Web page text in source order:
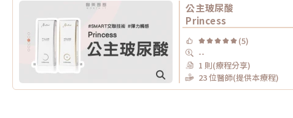
公主玻尿酸
Princess
(5)
--
1 則(療程分享)
23 位醫師(提供本療程)